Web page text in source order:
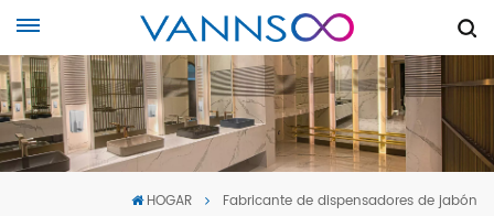
HOGAR Fabricante de dispensadores de jabón